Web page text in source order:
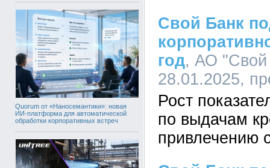
Quorum от «Наносемантики»: новая
ИИ-платформа для автоматической
обработки корпоративных встреч
Свой Банк
год, АО "Свой
28.01.2025,
Рост
по выдачам
привлечению